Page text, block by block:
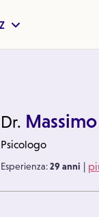
Dr.
Psicologo
Esperienza:29 anni |